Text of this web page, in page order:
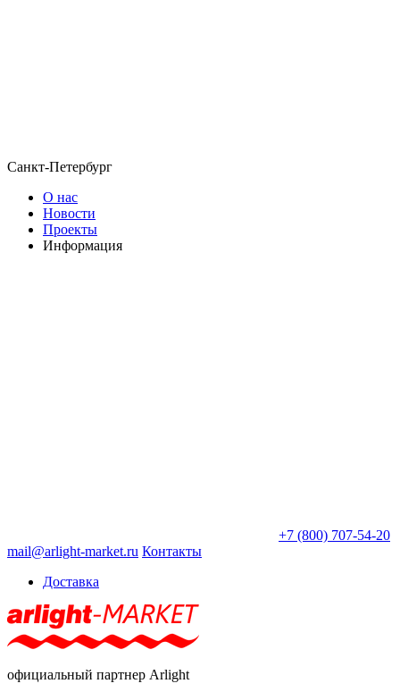
Санкт-Петербург
О нас
Новости
Проекты
Информация
+7 (800) 707-54-20
mail@arlight-market.ru Контакты
Доставка
официальный партнер Arlight